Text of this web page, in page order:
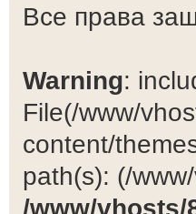
Все права
Warning:
File(/www/
content/
path(s): (/
/www/vhosts/